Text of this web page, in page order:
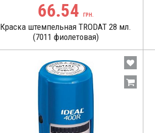
66.54 ГРН.
Краска штемпельная TRODAT 28 мл.
(7011 фиолетовая)